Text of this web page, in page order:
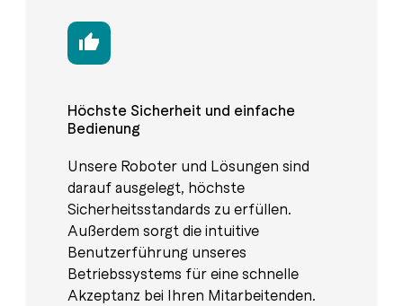
Höchste Sicherheit und einfache
Bedienung
Unsere Roboter und Lösungen sind
darauf ausgelegt, höchste
Sicherheitsstandards zu erfüllen.
Außerdem sorgt die intuitive
Benutzerführung unseres
Betriebssystems für eine schnelle
Akzeptanz bei Ihren Mitarbeitenden.